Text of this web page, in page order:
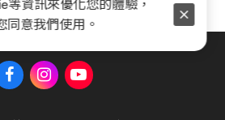
資訊來優化您的體驗，
同意我們使用。